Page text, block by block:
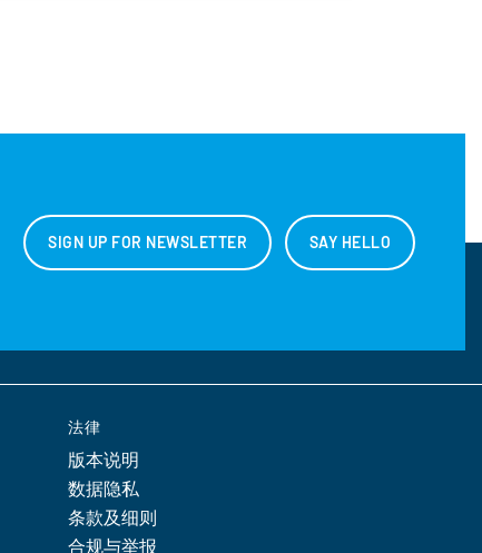
SIGN UP FOR NEWSLETTER SAY HELLO
法律
版本说明
数据隐私
条款及细则
合规与举报